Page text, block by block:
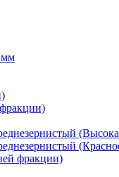
мм
фракции)